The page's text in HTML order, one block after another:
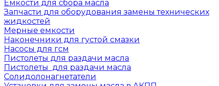
Емкости для сбора масла
Запчасти для оборудования замены технических
жидкостей
Мерные емкости
Наконечники для густой смазки
Насосы для гсм
Пистолеты для раздачи масла
Пистолеты для раздачи масла
Солидолонагнетатели